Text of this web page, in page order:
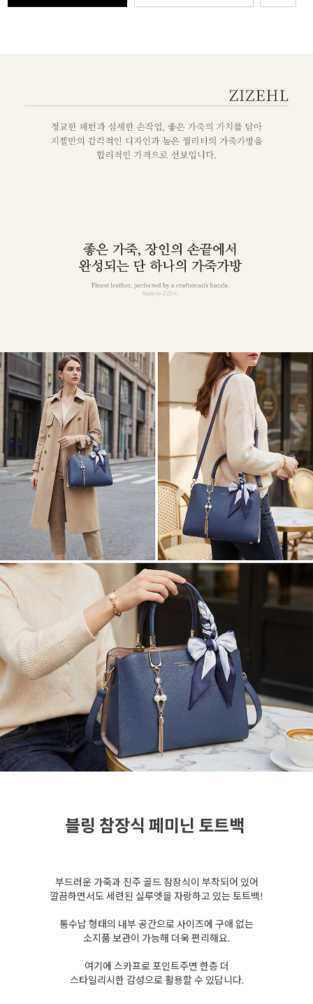
블링 참장식 페미닌 토트백
부드러운 가죽과 진주 골드 참장식이 부착되어 있어
깔끔하면서도 세련된 실루엣을 자랑하고 있는 토트백!
통수납 형태의 내부 공간으로 사이즈에 구애 없는
소지품 보관이 가능해 더욱 편리해요.
여기에 스카프로 포인트주면 한층 더
스타일리시한 감성으로활용할 수 있답니다.